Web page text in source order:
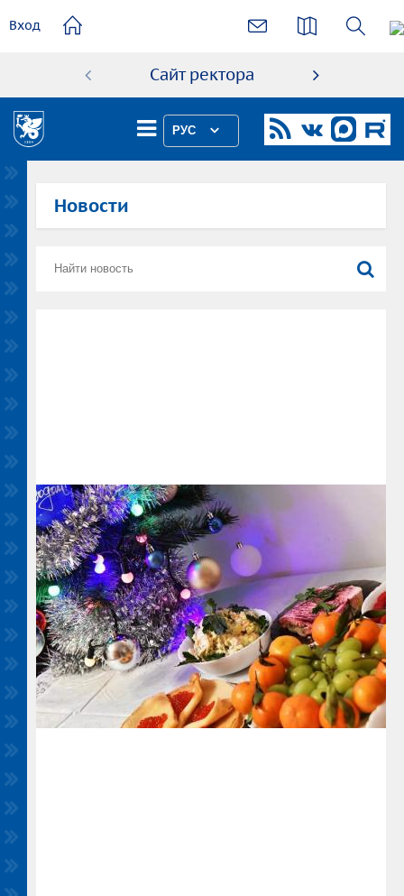
содержанию
Вход
Сайт ректора
РУС
Новости